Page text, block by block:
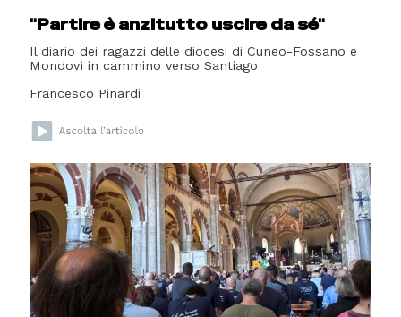
"Partire è anzitutto uscire da sé"
Il diario dei ragazzi delle diocesi di Cuneo-Fossano e
Mondovì in cammino verso Santiago
Francesco Pinardi